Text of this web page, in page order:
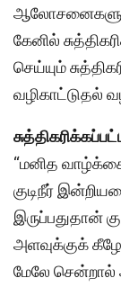
கேனில்
செய்யும்
வழிகாட்டுதல்
‘‘மனித
குடிநீர்
இருப்பதுதான்
அளவுக்குக்
மேலே சென்றால்